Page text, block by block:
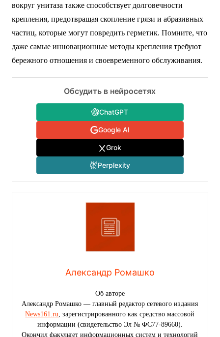
вокруг унитаза также способствует долговечности
крепления, предотвращая скопление грязи и абразивных
частиц, которые могут повредить герметик. Помните, что
даже самые инновационные методы крепления требуют
бережного отношения и своевременного обслуживания.
Обсудить в нейросетях
ChatGPT
Google AI
Grok
Perplexity
Александр Ромашко
Об авторе
Александр Ромашко — главный редактор сетевого издания
News161.ru , зарегистрированного как средство массовой
информации (свидетельство Эл № ФС77-89660).
Окончил факультет информационных систем и технологий